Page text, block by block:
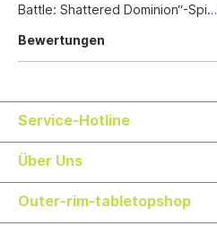
Battle: Shattered Dominion“-Spi…
Bewertungen
Service-Hotline
Über Uns
Outer-rim-tabletopshop